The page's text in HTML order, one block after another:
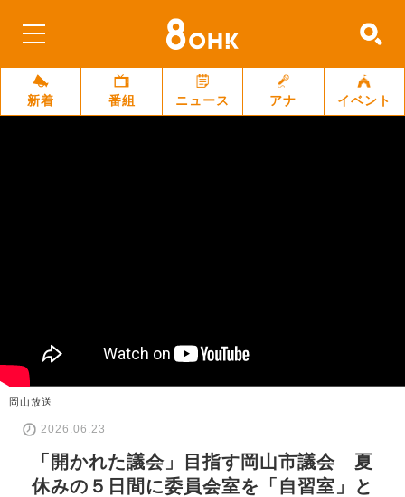
新着 番組 ニュース アナ イベント
岡山放送
2026.06.23
「開かれた議会」目指す岡山市議会 夏
休みの５日間に委員会室を「自習室」と